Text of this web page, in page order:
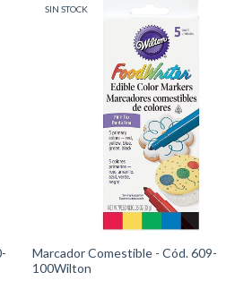
SIN STOCK
Marcador Comestible - Cód. 609-
100Wilton